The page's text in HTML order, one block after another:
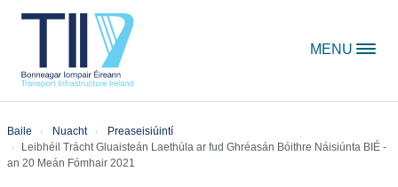
MENU
Baile Nuacht
Preaseisiúintí
Leibhéil Trácht Gluaisteán Laethúla ar fud Ghréasán Bóithre Náisiúnta BIÉ -
an 20 Meán Fómhair 2021